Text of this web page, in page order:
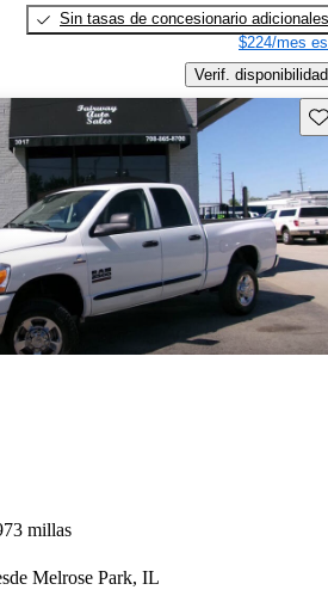
Sin tasas de concesionario adicionales
$224/mes
Verif. disponibilidad
millas
Melrose Park, IL